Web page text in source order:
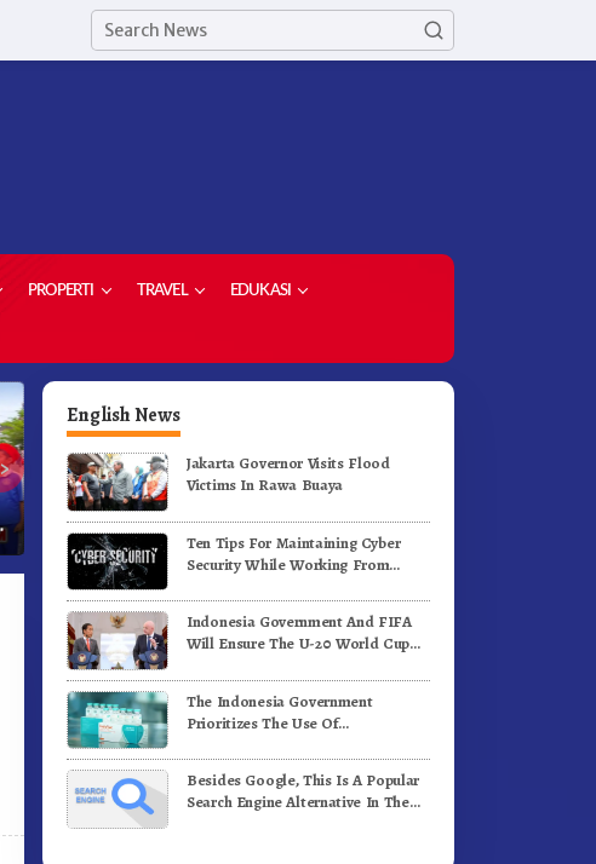
PROPERTI TRAVEL
EDUKASI
Ketua Demokrat Kabupaten
Karo Pimpin Laskar Biru
Bergerak.!
Pemkab Karo Gelar Gerak
Jalan Kemerdekaan.!
English News
Jakarta Governor Visits Flood
Victims In Rawa Buaya
Ten Tips For Maintaining Cyber
Security While Working From
Indonesia Government And FIFA
Will Ensure The U-20 World Cup
Standards
The Indonesia Government
Prioritizes The Use Of
Vaccines
Besides Google, This Is A Popular
Search Engine Alternative In The